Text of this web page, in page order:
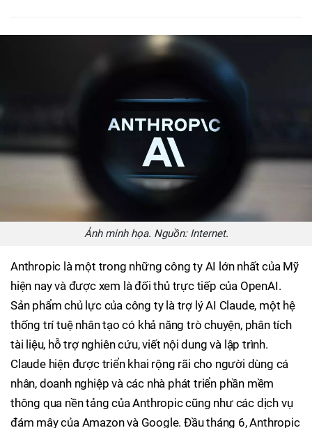
Ảnh minh họa. Nguồn: Internet.
Anthropic là một trong những công ty AI lớn nhất của Mỹ
hiện nay và được xem là đối thủ trực tiếp của OpenAI.
Sản phẩm chủ lực của công ty là trợ lý AI Claude, một hệ
thống trí tuệ nhân tạo có khả năng trò chuyện, phân tích
tài liệu, hỗ trợ nghiên cứu, viết nội dung và lập trình.
Claude hiện được triển khai rộng rãi cho người dùng cá
nhân, doanh nghiệp và các nhà phát triển phần mềm
thông qua nền tảng của Anthropic cũng như các dịch vụ
đám mây của Amazon và Google. Đầu tháng 6, Anthropic